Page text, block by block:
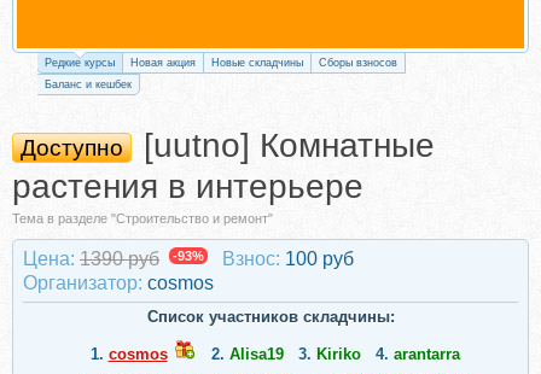
Редкие курсы Новая акция Новые складчины
Сборы взносов
Баланс и кешбек
Доступно
[uutno] Комнатные
растения в интерьере
Тема в разделе "Строительство и ремонт"
Цена: 1390 руб -93% Взнос: 100 руб
Организатор: cosmos
Список участников складчины:
1. cosmos 2. Alisa19 3. Kiriko 4. arantarra